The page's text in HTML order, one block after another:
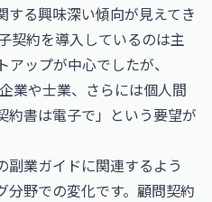
する興味深い傾向が見えてき
契約を導入しているのは主
ップが中心でしたが、
業や士業、さらには個人間
約書は電子で」という要望が
副業ガイドに関連するよう
分野での変化です。顧問契約